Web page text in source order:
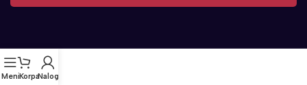
MeniKorpaNalog